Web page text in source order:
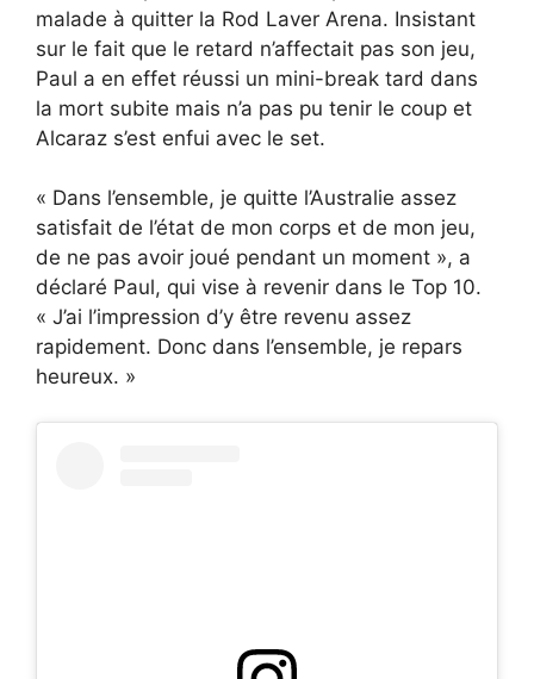
malade à quitter la Rod Laver Arena. Insistant
sur le fait que le retard n’affectait pas son jeu,
Paul a en effet réussi un mini-break tard dans
la mort subite mais n’a pas pu tenir le coup et
Alcaraz s’est enfui avec le set.
« Dans l’ensemble, je quitte l’Australie assez
satisfait de l’état de mon corps et de mon jeu,
de ne pas avoir joué pendant un moment », a
déclaré Paul, qui vise à revenir dans le Top 10.
« J’ai l’impression d’y être revenu assez
rapidement. Donc dans l’ensemble, je repars
heureux. »